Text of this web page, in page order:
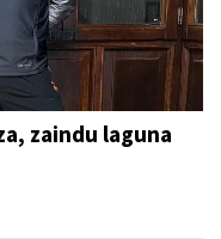
zaindu laguna